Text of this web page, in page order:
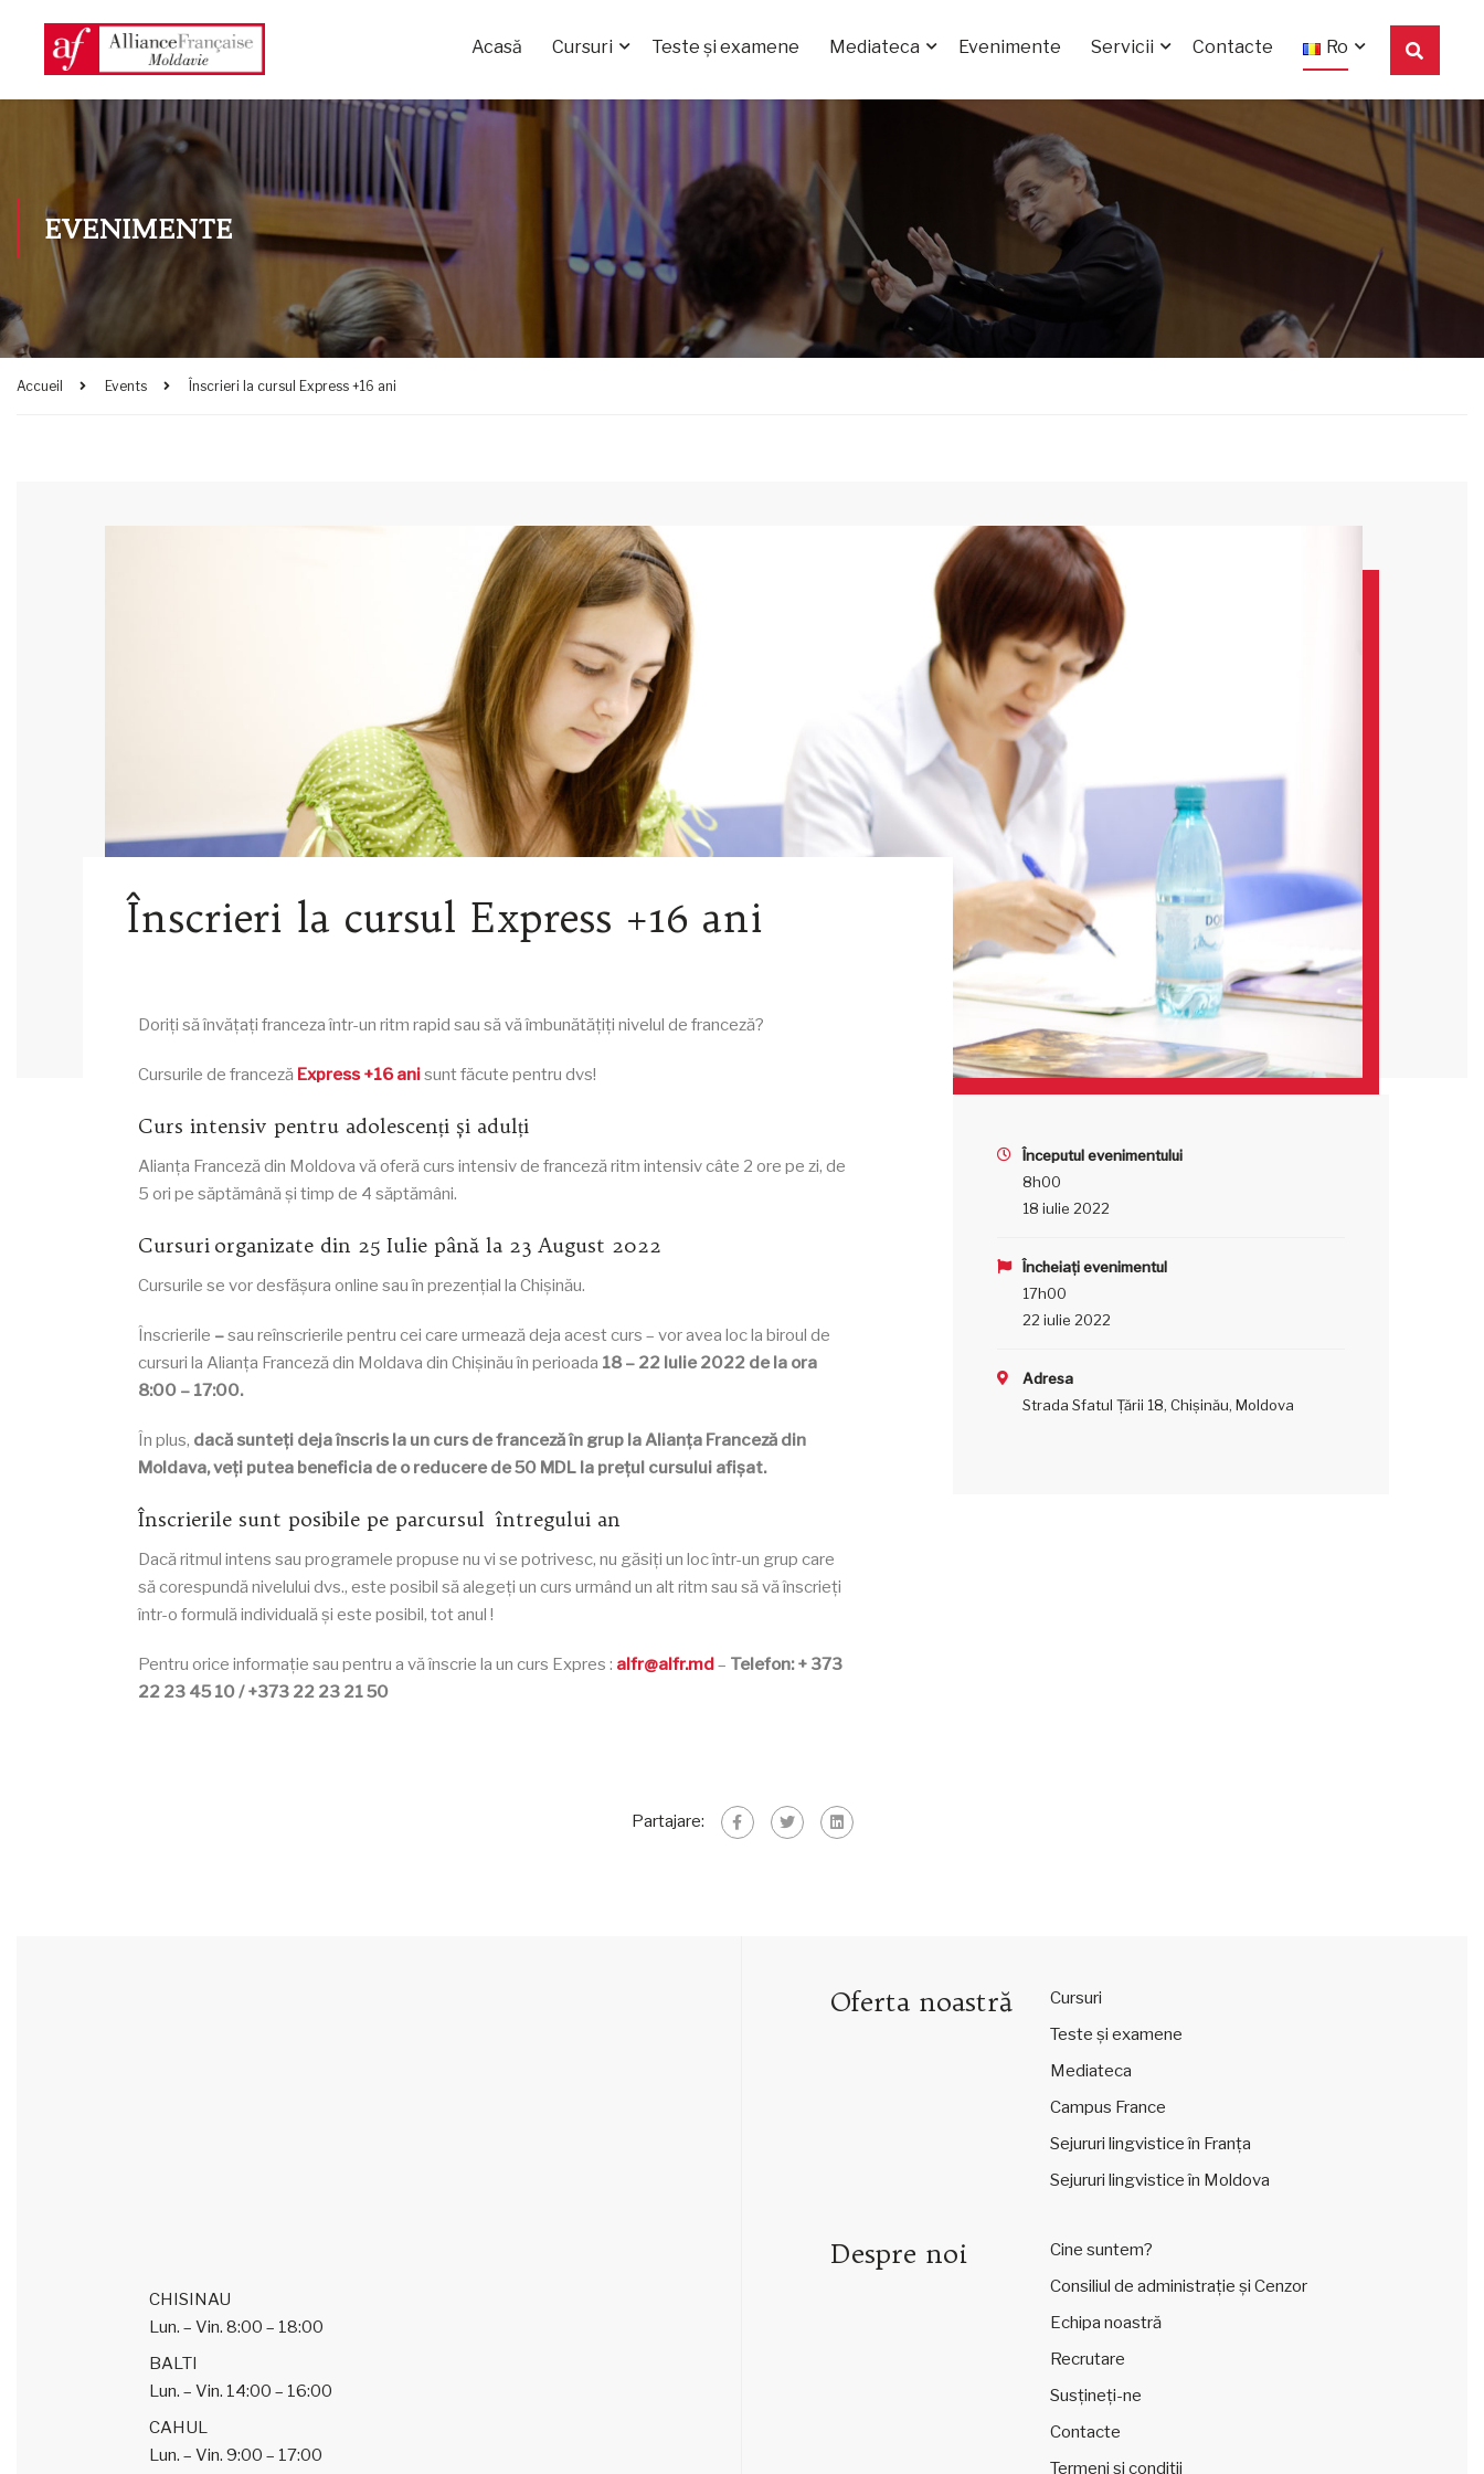
Acasă Cursuri Teste și examene Mediateca Evenimente Servicii Contacte Ro
EVENIMENTE
Accueil Events Înscrieri la cursul Express +16 ani
Înscrieri la cursul Express +16 ani
Doriți să învățați franceza într-un ritm rapid sau să vă îmbunătățiți nivelul de franceză?
Cursurile de franceză Express +16 anisunt făcute pentru dvs!
Curs intensiv pentru adolescenți și adulți
Alianța Franceză din Moldova vă oferă curs intensiv de franceză ritm intensiv câte 2 ore pe zi, de
5 ori pe săptămână și timp de 4 săptămâni.
Cursuri organizate din 25 Iulie până la 23 August 2022
Cursurile se vor desfășura online sau în prezențial la Chișinău.
Înscrierile –sau reînscrierile pentru cei care urmează deja acest curs – vor avea loc la biroul de
cursuri la Alianța Franceză din Moldava din Chișinău în perioada 18– 22 Iulie 2022 de la ora
8:00 – 17:00.
În plus, dacă sunteți deja înscris la un curs de franceză în grup la Alianța Franceză din
Moldava, veți putea beneficia de o reducere de 50 MDL la prețul cursului afișat.
Înscrierile sunt posibile pe parcursul întregului an
Dacă ritmul intens sau programele propuse nu vi se potrivesc, nu găsiți un loc într-un grup care
să corespundă nivelului dvs., este posibil să alegeți un curs urmând un alt ritm sau să vă înscrieți
într-o formulă individuală și este posibil, tot anul !
Pentru orice informație sau pentru a vă înscrie la un curs Expres : alfr@alfr.md– Telefon: + 373
22 23 45 10 / +373 22 23 21 50
Începutul evenimentului
8h00
18 iulie 2022
Încheiați evenimentul
17h00
22 iulie 2022
Adresa
Strada Sfatul Țării 18, Chișinău, Moldova
Partajare:
CHISINAU
Lun. – Vin. 8:00 – 18:00
BALTI
Lun. – Vin. 14:00 – 16:00
CAHUL
Lun. – Vin. 9:00 – 17:00
Oferta noastră
Cursuri
Teste și examene
Mediateca
Campus France
Sejururi lingvistice în Franța
Sejururi lingvistice în Moldova
Despre noi
Cine suntem?
Consiliul de administrație și Cenzor
Echipa noastră
Recrutare
Susțineți-ne
Contacte
Termeni și condiții